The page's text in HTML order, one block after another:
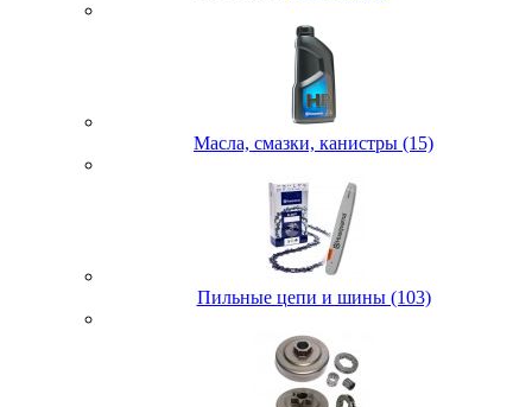
Масла, смазки, канистры (15)
Пильные цепи и шины (103)